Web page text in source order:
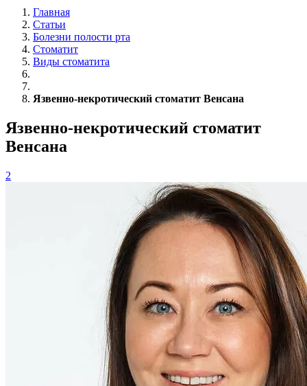
Главная
Статьи
Болезни полости рта
Стоматит
Виды стоматита
Язвенно-некротический стоматит Венсана
Язвенно-некротический стоматит
Венсана
2